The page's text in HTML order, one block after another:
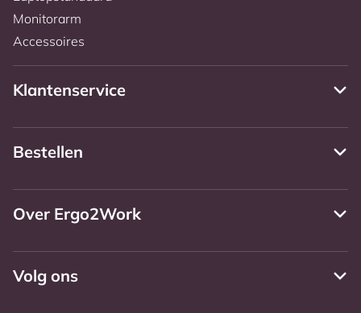
Monitorarm
Accessoires
Klantenservice
Bestellen
Over Ergo2Work
Volg ons